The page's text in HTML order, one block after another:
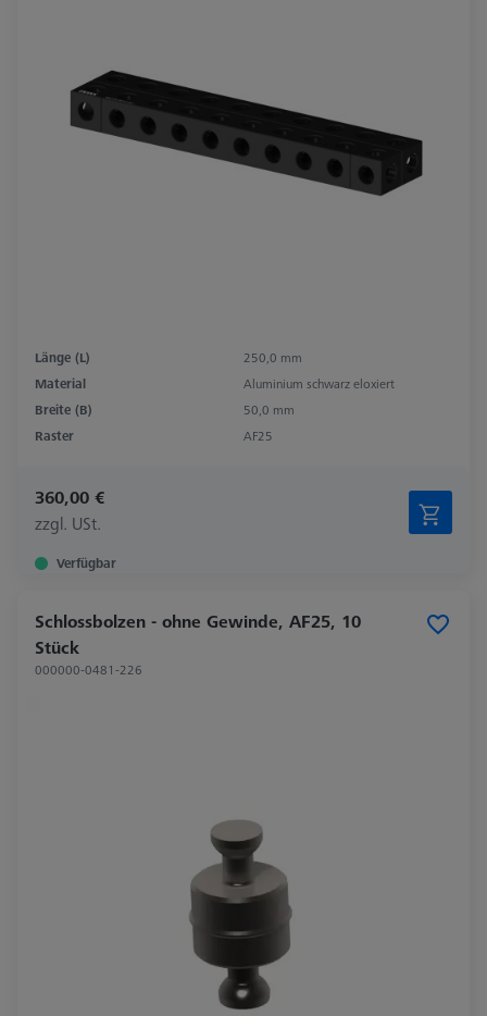
Länge (L)
250,0 mm
Material
Aluminium schwarz eloxiert
Breite (B)
50,0 mm
Raster
AF25
360,00 €
zzgl. USt.
Verfügbar
Schlossbolzen - ohne Gewinde, AF25, 10
Stück
000000-0481-226